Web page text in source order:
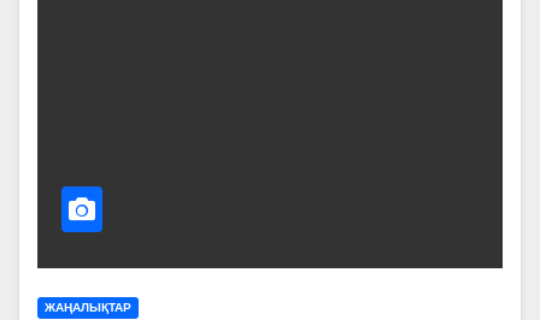
ЖАҢАЛЫҚТАР